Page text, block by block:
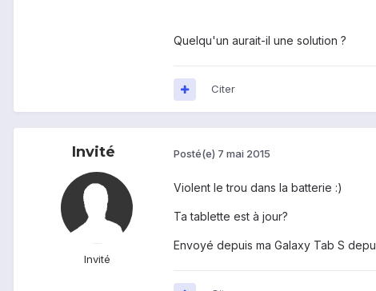
Quelqu'un aurait-il une solution ?
Citer
Invité
Invité
Posté(e) 7 mai 2015
Violent le trou dans la batterie :)
Ta tablette est à jour?
Envoyé depuis ma Galaxy Tab S